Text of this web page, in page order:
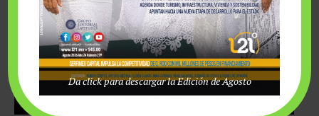
Da click para descargar la Edición de Agosto